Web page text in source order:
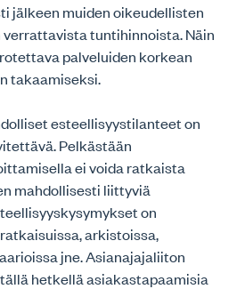
jälkeen muiden oikeudellisten
tuntihinnoista. Näin
palveluiden korkean
takaamiseksi.
esteellisyystilanteet on
Pelkästään
ei voida ratkaista
mahdollisesti liittyviä
on
arkistoissa,
jne. Asianajajaliiton
hetkellä asiakastapaamisia